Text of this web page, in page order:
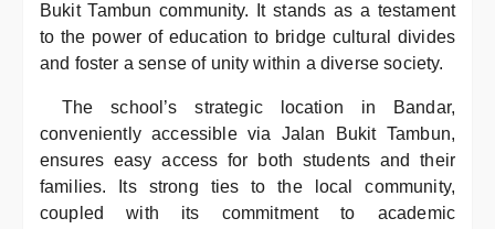
Bukit Tambun community. It stands as a testament
to the power of education to bridge cultural divides
and foster a sense of unity within a diverse society.
The school’s strategic location in Bandar,
conveniently accessible via Jalan Bukit Tambun,
ensures easy access for both students and their
families. Its strong ties to the local community,
coupled with its commitment to academic